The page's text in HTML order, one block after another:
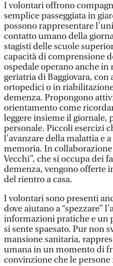
I volontari offrono
semplice passeggiata in
possono rappresentare
contatto umano della
stagisti delle scuole
capacità di comprensione
ospedale operano anche
geriatria di Baggiovara,
ortopedici o in
demenza. Propongono
orientamento come
leggere insieme il giornale,
personale. Piccoli esercizi
l’avanzare della malattia e
memoria. In collaborazione
Vecchi”, che si occupa dei
demenza, vengono offerte
del rientro a casa.
I volontari sono presenti
dove aiutano a “spezzare”
informazioni pratiche e un
si sente spaesato. Pur non
mansione sanitaria,
umana in un momento di
convinzione che le